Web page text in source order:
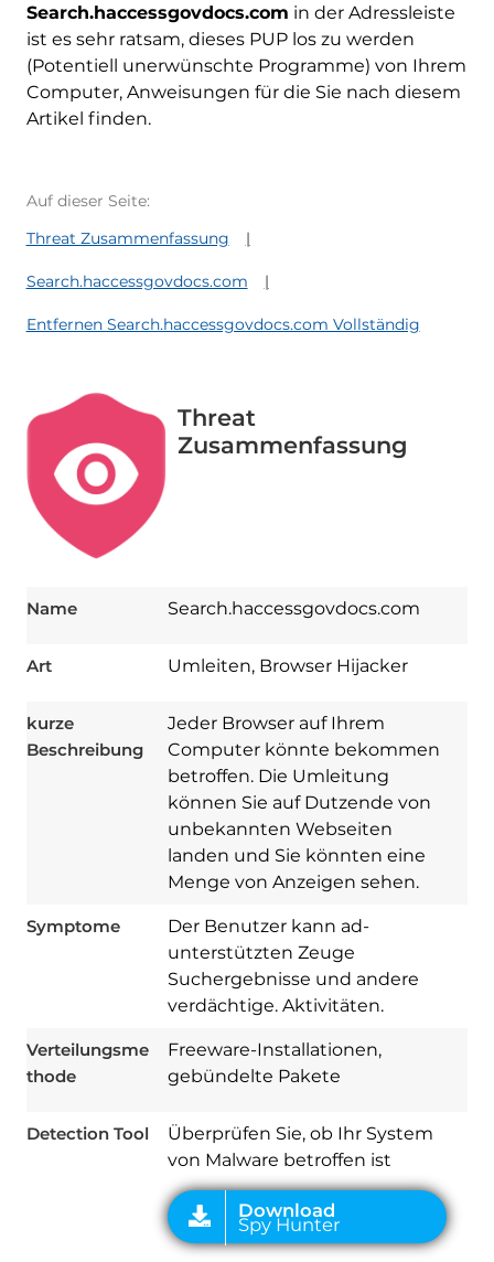
Search.haccessgovdocs.com in der Adressleiste
ist es sehr ratsam, dieses PUP los zu werden
(Potentiell unerwünschte Programme) von Ihrem
Computer, Anweisungen für die Sie nach diesem
Artikel finden.
Auf dieser Seite:
Threat Zusammenfassung
Search.haccessgovdocs.com
Entfernen Search.haccessgovdocs.com Vollständig
Threat
Zusammenfassung
Name Search.haccessgovdocs.com
Art Umleiten, Browser Hijacker
kurze
Beschreibung
Jeder Browser auf Ihrem
Computer könnte bekommen
betroffen. Die Umleitung
können Sie auf Dutzende von
unbekannten Webseiten
landen und Sie könnten eine
Menge von Anzeigen sehen.
Symptome
Der Benutzer kann ad-
unterstützten Zeuge
Suchergebnisse und andere
verdächtige. Aktivitäten.
Verteilungsme
thode
Freeware-Installationen,
gebündelte Pakete
Detection Tool
Überprüfen Sie, ob Ihr System
von Malware betroffen ist
Download
Spy Hunter